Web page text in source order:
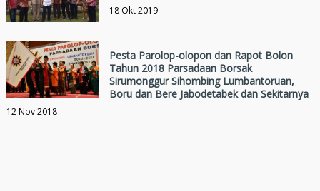
18 Okt 2019
Pesta Parolop-olopon dan Rapot Bolon
Tahun 2018 Parsadaan Borsak
Sirumonggur Sihombing Lumbantoruan,
Boru dan Bere Jabodetabek dan Sekitarnya
12 Nov 2018